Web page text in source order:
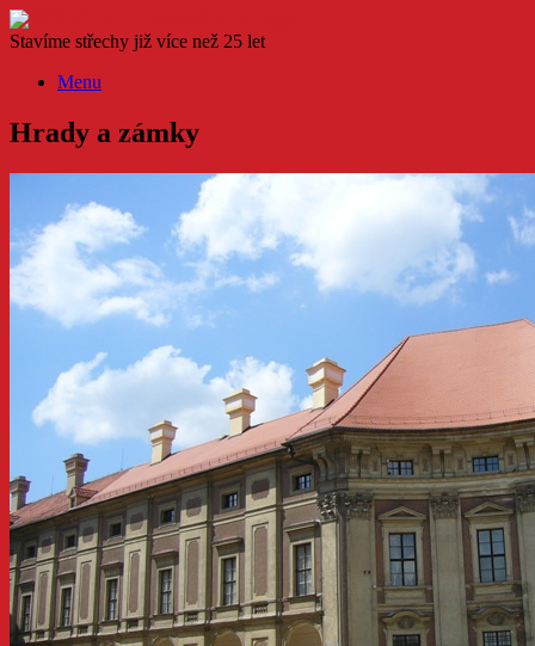
Skip
to
Stavíme střechy již více než 25 let
Menu
Hrady a zámky